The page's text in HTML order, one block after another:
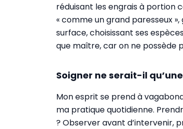
réduisant les engrais à portion
« comme un grand paresseux
surface, choisissant ses
que maître, car on ne possède
Soigner ne serait-il
Mon esprit se prend à
ma pratique quotidienne.
? Observer avant d’intervenir,